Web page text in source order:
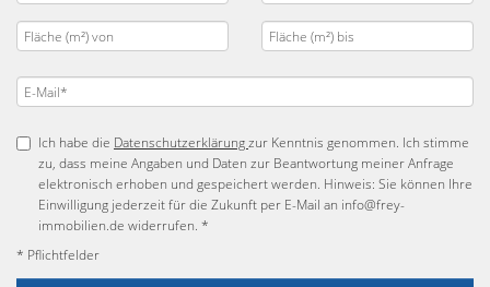
Ich habe die Datenschutzerklärungzur Kenntnis genommen. Ich stimme
zu, dass meine Angaben und Daten zur Beantwortung meiner Anfrage
elektronisch erhoben und gespeichert werden. Hinweis: Sie können Ihre
Einwilligung jederzeit für die Zukunft per E-Mail an info@frey-
immobilien.de widerrufen. *
* Pflichtfelder